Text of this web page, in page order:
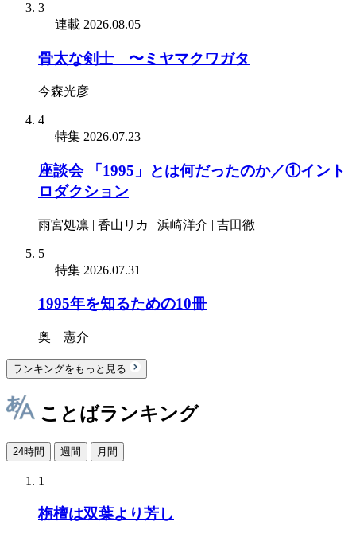
3
連載 2026.08.05
骨太な剣士 〜ミヤマクワガタ
今森光彦
4
特集 2026.07.23
座談会 「1995」とは何だったのか／①イント
ロダクション
雨宮処凛 | 香山リカ | 浜崎洋介 | 吉田徹
5
特集 2026.07.31
1995年を知るための10冊
奥 憲介
ランキングをもっと見る
ことばランキング
24時間 週間 月間
1
栴檀は双葉より芳し